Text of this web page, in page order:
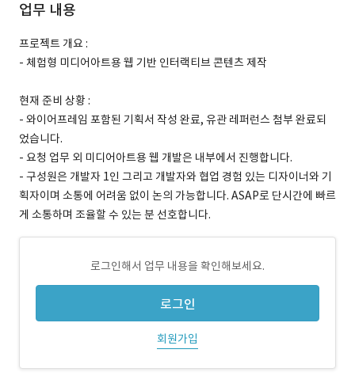
업무 내용
프로젝트 개요 :
- 체험형 미디어아트용 웹 기반 인터랙티브 콘텐츠 제작
현재 준비 상황 :
- 와이어프레임 포함된 기획서 작성 완료, 유관 레퍼런스 첨부 완료되
었습니다.
- 요청 업무 외 미디어아트용 웹 개발은 내부에서 진행합니다.
- 구성원은 개발자 1인 그리고 개발자와 협업 경험 있는 디자이너와 기
획자이며 소통에 어려움 없이 논의 가능합니다. ASAP로 단시간에 빠르
게 소통하며 조율할 수 있는 분 선호합니다.
로그인해서 업무 내용을 확인해보세요.
로그인
회원가입